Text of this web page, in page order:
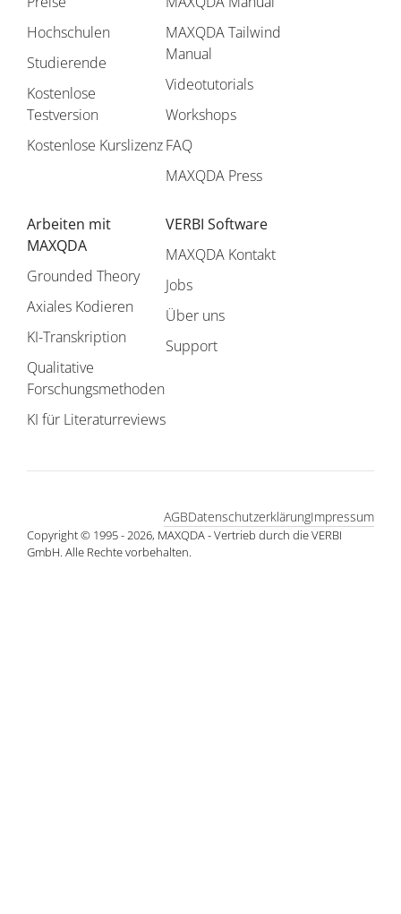
Hochschulen
Studierende
Kostenlose
Testversion
Kostenlose Kurslizenz
MAXQDA Tailwind
Manual
Videotutorials
Workshops
FAQ
MAXQDA Press
Arbeiten mit
MAXQDA
Grounded Theory
Axiales Kodieren
KI-Transkription
Qualitative
Forschungsmethoden
KI für Literaturreviews
VERBI Software
MAXQDA Kontakt
Jobs
Über uns
Support
Copyright © 1995 - 2026, MAXQDA - Vertrieb durch die VERBI
GmbH. Alle Rechte vorbehalten.
Impressum
Datenschutzerklärung
AGB